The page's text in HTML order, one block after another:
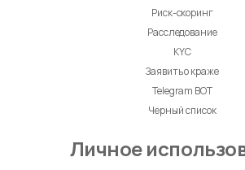
Риск-скоринг
Расследование
KYC
Заявить о краже
Telegram BOT
Черный список
Личное